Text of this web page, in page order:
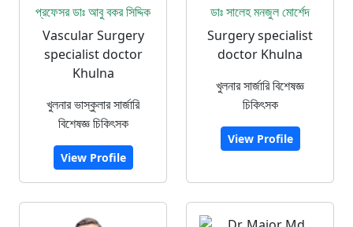
প্রফেসর ডাঃ আবু বকর সিদ্দিক
Vascular Surgery
specialist doctor
Khulna
খুলনার ভাস্কুলার সার্জারি
বিশেষজ্ঞ চিকিৎসক
View Profile
ডাঃ সালেহ মনজুল মোর্শেদ
Surgery specialist
doctor Khulna
খুলনার সার্জারি বিশেষজ্ঞ
চিকিৎসক
View Profile